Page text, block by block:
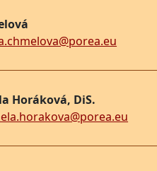
Horáková, DiS.